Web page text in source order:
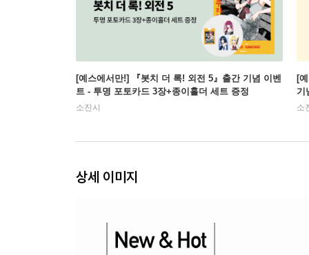
[예스에서만!] 『봇치 더 록! 외전 5』출간 기념 이벤
트 - 투명 포토카드 3장+종이홀더 세트 증정
소진시
[
기
소
상세 이미지